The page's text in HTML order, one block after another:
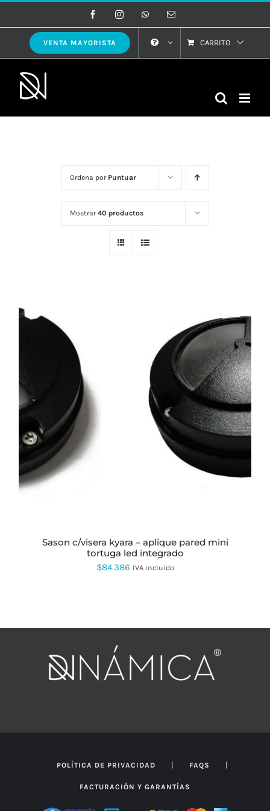
al
contenido
FacebookInstagramWhatsAppCorreo
VENTA MAYORISTA CARRITO
Ordena por Puntuar
Mostrar40 productos
sason c/visera kyara – aplique pared mini
tortuga led integrado
$84.386 IVA incluido
POLÍTICA DE PRIVACIDAD | FAQS |
FACTURACIÓN Y GARANTÍAS